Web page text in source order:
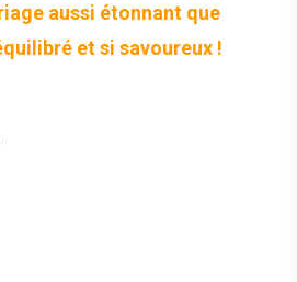
aussi étonnant que
et si savoureux !